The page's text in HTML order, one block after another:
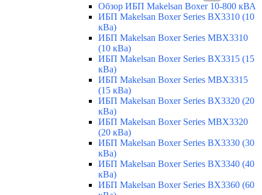
Обзор ИБП Makelsan Boxer 10-800 кВА
ИБП Makelsan Boxer Series BX3310 (10
кВа)
ИБП Makelsan Boxer Series MBX3310
(10 кВа)
ИБП Makelsan Boxer Series BX3315 (15
кВа)
ИБП Makelsan Boxer Series MBX3315
(15 кВа)
ИБП Makelsan Boxer Series BX3320 (20
кВа)
ИБП Makelsan Boxer Series MBX3320
(20 кВа)
ИБП Makelsan Boxer Series BX3330 (30
кВа)
ИБП Makelsan Boxer Series BX3340 (40
кВа)
ИБП Makelsan Boxer Series BX3360 (60